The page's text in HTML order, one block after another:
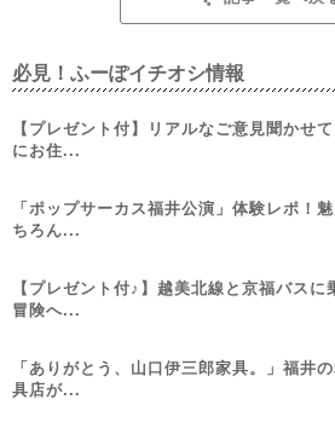
必見！ふーぽイチオシ情報
【プレゼント付】リアルなご意見聞かせ
にお住...
「ポップサーカス福井公演」体験レポ！
ちろん...
【プレゼント付♪】越美北線と京福バスに
冒険へ...
「ありがとう、山口伊三郎家具。」福井
具店が...